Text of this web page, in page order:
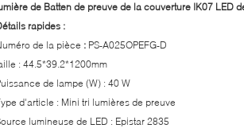
de Batten de preuve de la couverture IK07 LED
rapides :
de la pièce : PS-A025OPEFG-D
: 44.5*39.2*1200mm
de lampe (W) : 40 W
d'article : Mini tri lumières de preuve
lumineuse de LED : Epistar 2835